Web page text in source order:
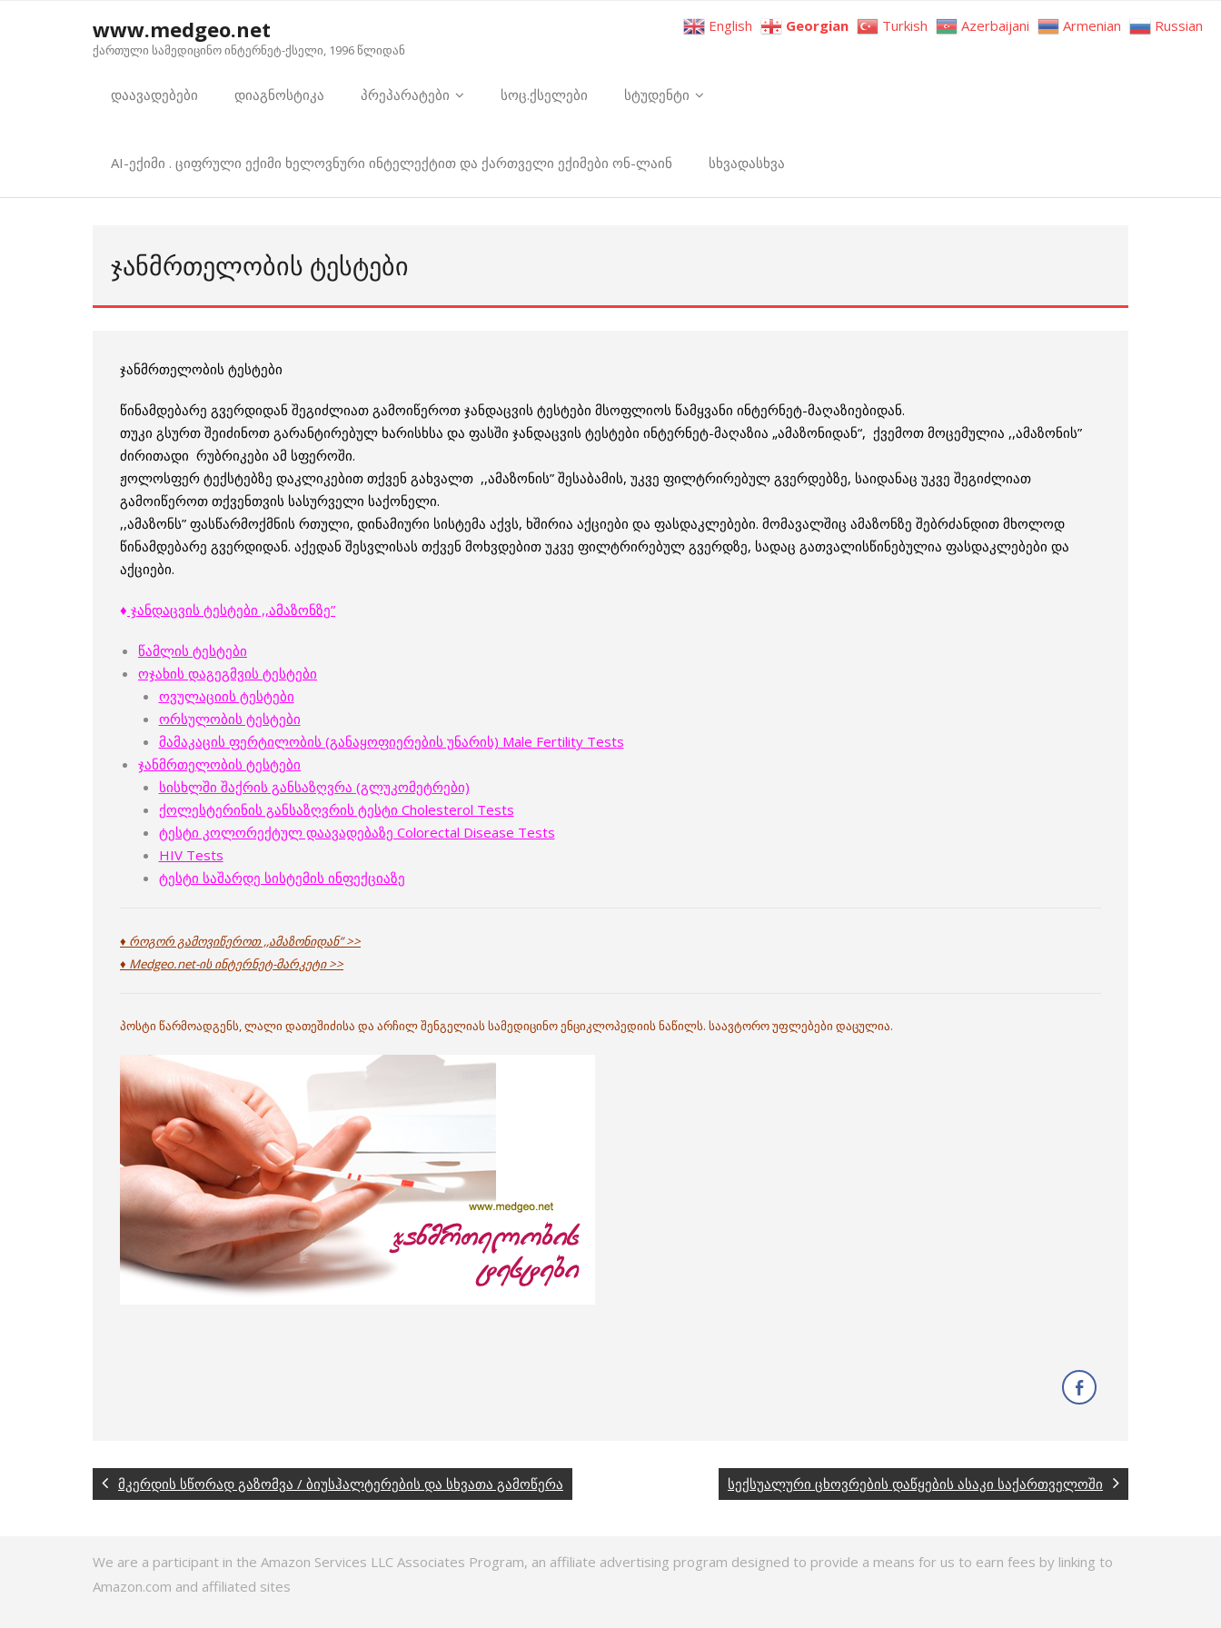
www.medgeo.net
ქართული სამედიცინო ინტერნეტ-ქსელი, 1996 წლიდან
დაავადებები დიაგნოსტიკა პრეპარატები სოც.ქსელები სტუდენტი
AI-ექიმი . ციფრული ექიმი ხელოვნური ინტელექტით და ქართველი ექიმები ონ-ლაინ სხვადასხვა
ᲯᲐᲜᲛᲠᲗᲔᲚᲝᲑᲘᲡ ᲢᲔᲡᲢᲔᲑᲘ
ჯანმრთელობის ტესტები
წინამდებარე გვერდიდან შეგიძლიათ გამოიწეროთ ჯანდაცვის ტესტები მსოფლიოს წამყვანი ინტერნეტ-მაღაზიებიდან.
თუკი გსურთ შეიძინოთ გარანტირებულ ხარისხსა და ფასში ჯანდაცვის ტესტები ინტერნეტ-მაღაზია „ამაზონიდან“, ქვემოთ მოცემულია ,,ამაზონის”
ძირითადი რუბრიკები ამ სფეროში.
ჟოლოსფერ ტექსტებზე დაკლიკებით თქვენ გახვალთ ,,ამაზონის” შესაბამის, უკვე ფილტრირებულ გვერდებზე, საიდანაც უკვე შეგიძლიათ
გამოიწეროთ თქვენთვის სასურველი საქონელი.
,,ამაზონს” ფასწარმოქმნის რთული, დინამიური სისტემა აქვს, ხშირია აქციები და ფასდაკლებები. მომავალშიც ამაზონზე შებრძანდით მხოლოდ
წინამდებარე გვერდიდან. აქედან შესვლისას თქვენ მოხვდებით უკვე ფილტრირებულ გვერდზე, სადაც გათვალისწინებულია ფასდაკლებები და
აქციები.
♦ ჯანდაცვის ტესტები ,,ამაზონზე”
წამლის ტესტები
ოჯახის დაგეგმვის ტესტები
ოვულაციის ტესტები
ორსულობის ტესტები
მამაკაცის ფერტილობის (განაყოფიერების უნარის) Male Fertility Tests
ჯანმრთელობის ტესტები
სისხლში შაქრის განსაზღვრა (გლუკომეტრები)
ქოლესტერინის განსაზღვრის ტესტი Cholesterol Tests
ტესტი კოლორექტულ დაავადებაზე Colorectal Disease Tests
HIV Tests
ტესტი საშარდე სისტემის ინფექციაზე
♦ როგორ გამოვიწეროთ ,,ამაზონიდან” >>
♦ Medgeo.net-ის ინტერნეტ-მარკეტი >>
პოსტი წარმოადგენს, ლალი დათეშიძისა და არჩილ შენგელიას სამედიცინო ენციკლოპედიის ნაწილს. საავტორო უფლებები დაცულია.
მკერდის სწორად გაზომვა / ბიუსჰალტერების და სხვათა გამოწერა სექსუალური ცხოვრების დაწყების ასაკი საქართველოში
We are a participant in the Amazon Services LLC Associates Program, an affiliate advertising program designed to provide a means for us to earn fees by linking to
Amazon.com and affiliated sites
English Georgian Turkish Azerbaijani Armenian Russian